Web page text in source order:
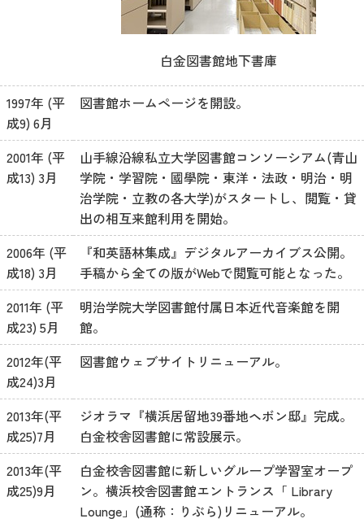
白金図書館地下書庫
1997年 (平
成9) 6月
図書館ホームページを開設。
2001年 (平
成13) 3月
山手線沿線私立大学図書館コンソーシアム(青山
学院・学習院・國學院・東洋・法政・明治・明
治学院・立教の各大学)がスタートし、閲覧・貸
出の相互来館利用を開始。
2006年 (平
成18) 3月
『和英語林集成』デジタルアーカイブス公開。
手稿から全ての版がWebで閲覧可能となった。
2011年 (平
成23) 5月
明治学院大学図書館付属日本近代音楽館を開
館。
2012年(平
成24)3月
図書館ウェブサイトリニューアル。
2013年(平
成25)7月
ジオラマ『横浜居留地39番地ヘボン邸』完成。
白金校舎図書館に常設展示。
2013年(平
成25)9月
白金校舎図書館に新しいグループ学習室オープ
ン。横浜校舎図書館エントランス「 Library
Lounge」(通称：りぶら)リニューアル。